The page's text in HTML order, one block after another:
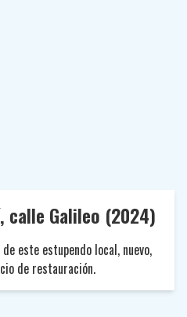
calle Galileo (2024)
este estupendo local, nuevo,
de restauración.